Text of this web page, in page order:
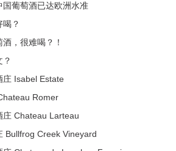
葡萄酒已达欧洲水准
？
，很难喝？！
庄 Isabel Estate
Romer
庄 Chateau Larteau
Bullfrog Creek Vineyard